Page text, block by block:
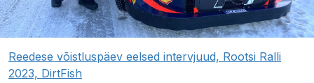
Reedese võistluspäev eelsed intervjuud, Rootsi Ralli
2023, DirtFish